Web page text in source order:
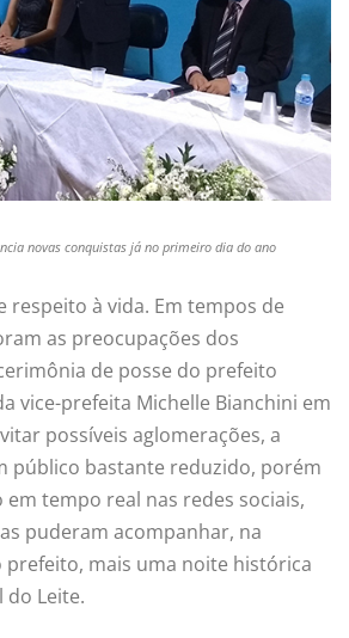
novas conquistas já no primeiro dia do ano
respeito à vida. Em tempos de
as preocupações dos
de posse do prefeito
vice-prefeita Michelle Bianchini em
possíveis aglomerações, a
público bastante reduzido, porém
tempo real nas redes sociais,
puderam acompanhar, na
mais uma noite histórica
do Leite.